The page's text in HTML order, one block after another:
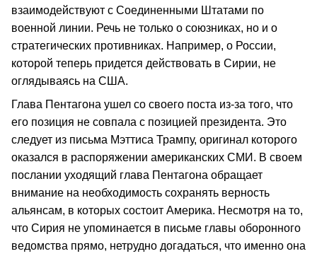
взаимодействуют с Соединенными Штатами по
военной линии. Речь не только о союзниках, но и о
стратегических противниках. Например, о России,
которой теперь придется действовать в Сирии, не
оглядываясь на США.
Глава Пентагона ушел со своего поста из-за того, что
его позиция не совпала с позицией президента. Это
следует из письма Мэттиса Трампу, оригинал которого
оказался в распоряжении американских СМИ. В своем
послании уходящий глава Пентагона обращает
внимание на необходимость сохранять верность
альянсам, в которых состоит Америка. Несмотря на то,
что Сирия не упоминается в письме главы оборонного
ведомства прямо, нетрудно догадаться, что именно она